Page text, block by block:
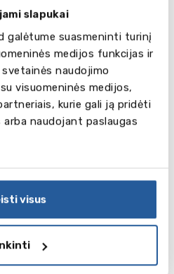
slapukai
galėtume suasmeninti turinį
medijos funkcijas ir
naudojimo
visuomeninės medijos,
kurie gali ją pridėti
naudojant paslaugas
visus
gali prireikti 2 ar 3 metų
koledžą studentai įgyja
gali pasirinkti ar
ar eiti dirbti.
tokios studijos:
technologijos,
ugdymas,
aplinkosauga ir
kirpėjų mokslai ir kt.